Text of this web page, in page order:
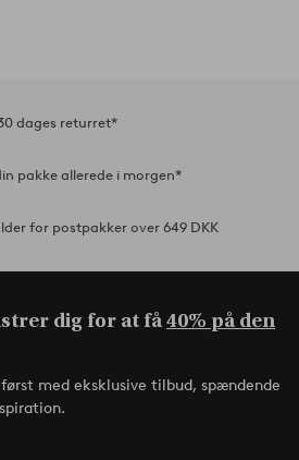
dages returret*
pakke allerede i morgen*
for postpakker over 649 DKK
dig for at få40% på den
med eksklusive tilbud, spændende